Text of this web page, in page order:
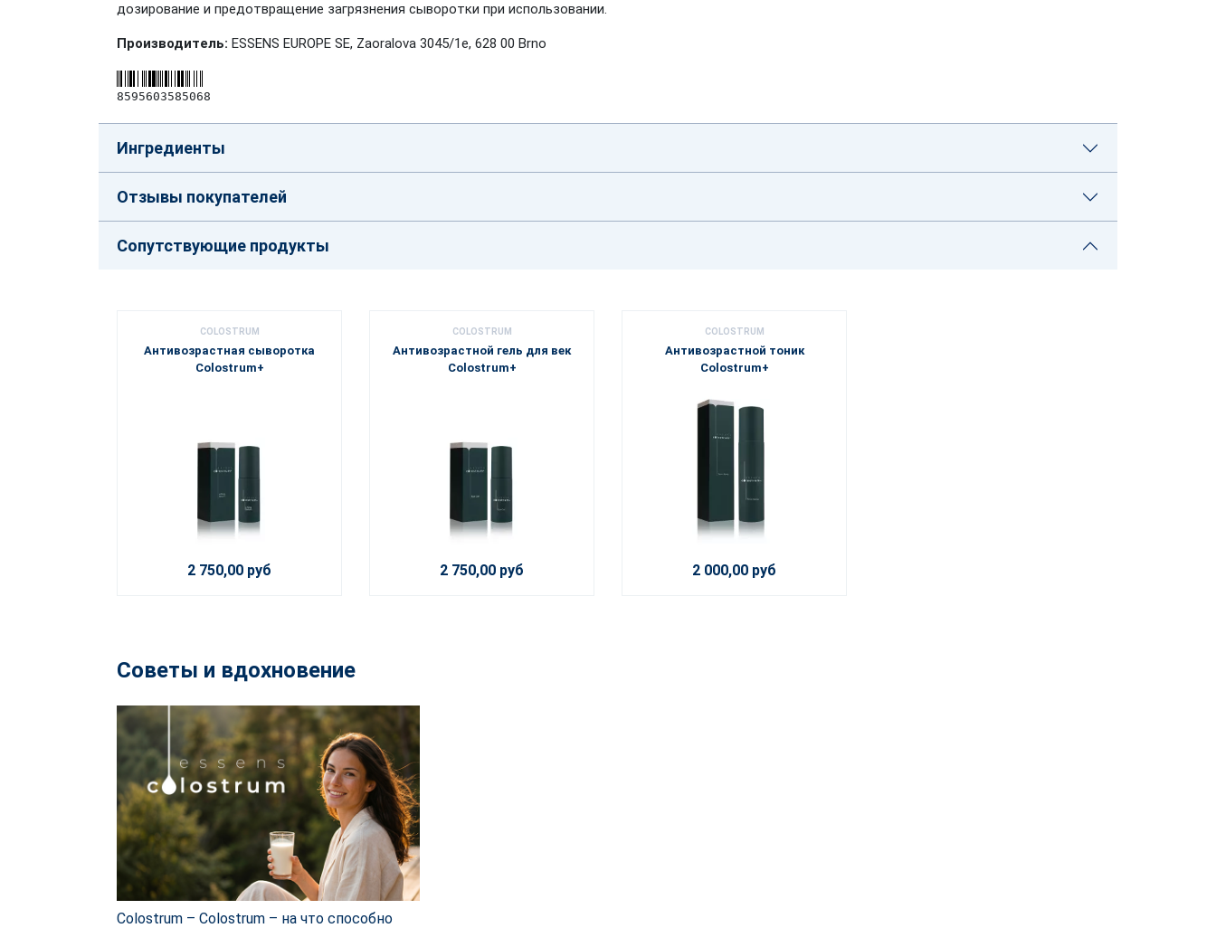
дозирование и предотвращение загрязнения сыворотки при использовании.
Производитель: ESSENS EUROPE SE, Zaoralova 3045/1e, 628 00 Brno
8595603585068
Ингредиенты
Отзывы покупателей
Сопутствующие продукты
COLOSTRUM
Антивозрастная сыворотка
Colostrum+
2 750,00 руб
COLOSTRUM
Антивозрастной гель для век
Colostrum+
2 750,00 руб
COLOSTRUM
Антивозрастной тоник
Colostrum+
2 000,00 руб
Советы и вдохновение
Colostrum – Colostrum – на что способно